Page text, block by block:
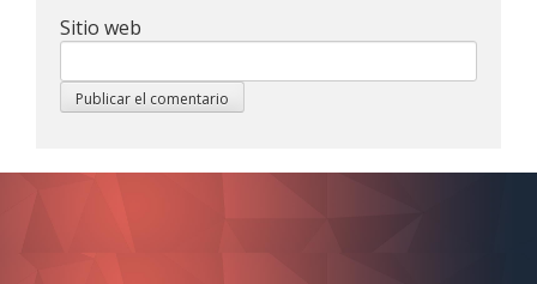
Sitio web